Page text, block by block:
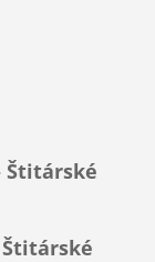
Štitárské